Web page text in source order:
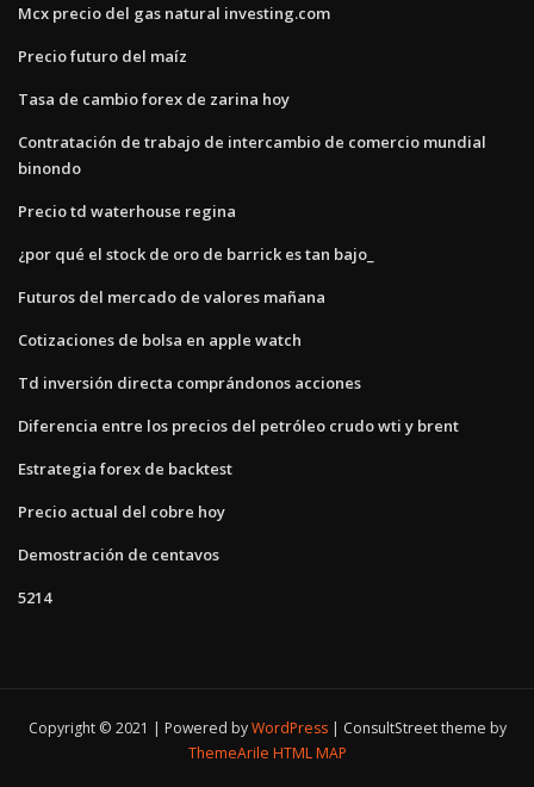
Mcx precio del gas natural investing.com
Precio futuro del maíz
Tasa de cambio forex de zarina hoy
Contratación de trabajo de intercambio de comercio mundial
binondo
Precio td waterhouse regina
¿por qué el stock de oro de barrick es tan bajo_
Futuros del mercado de valores mañana
Cotizaciones de bolsa en apple watch
Td inversión directa comprándonos acciones
Diferencia entre los precios del petróleo crudo wti y brent
Estrategia forex de backtest
Precio actual del cobre hoy
Demostración de centavos
5214
Copyright © 2021 | Powered byWordPress
ConsultStreet theme by
ThemeArile HTML MAP